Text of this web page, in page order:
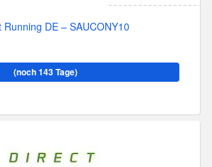
Running DE – SAUCONY10
(noch 143 Tage)